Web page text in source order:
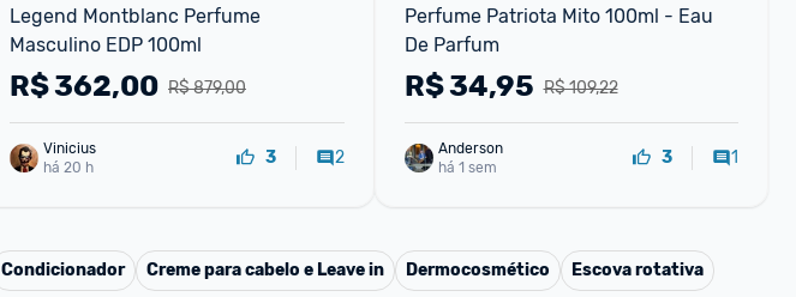
Legend Montblanc Perfume
Masculino EDP 100ml
R$ 879,00
R$362,00
Vinicius
há 20 h
3 2
Perfume Patriota Mito 100ml - Eau
De Parfum
R$ 109,22
R$34,95
Anderson
há 1 sem
3 1
Condicionador Creme para cabelo e Leave in Dermocosmético Escova rotativa